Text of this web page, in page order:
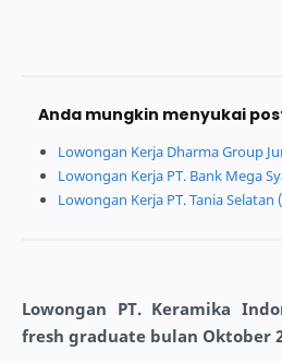
Anda mungkin menyukai
Lowongan Kerja Dharma Group
Lowongan Kerja PT. Bank Mega
Lowongan Kerja PT. Tania
Lowongan PT. Keramika
fresh graduate bulan Oktober